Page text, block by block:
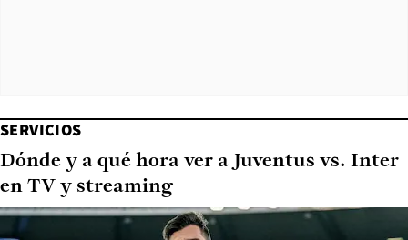
SERVICIOS
Dónde y a qué hora ver a Juventus vs. Inter
en TV y streaming